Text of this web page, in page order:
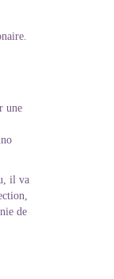
une
il va
de